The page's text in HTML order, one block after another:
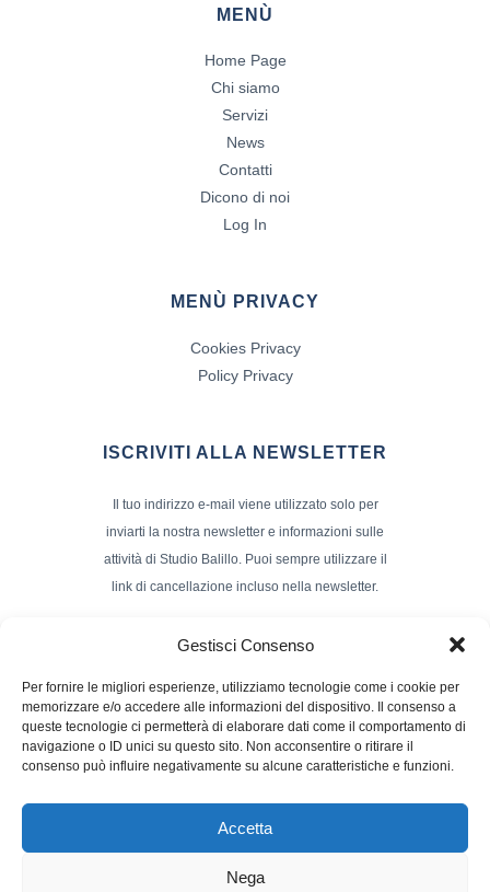
Gestisci Consenso
Per fornire le migliori esperienze, utilizziamo tecnologie come i cookie per
memorizzare e/o accedere alle informazioni del dispositivo. Il consenso a
queste tecnologie ci permetterà di elaborare dati come il comportamento di
navigazione o ID unici su questo sito. Non acconsentire o ritirare il
consenso può influire negativamente su alcune caratteristiche e funzioni.
Accetta
Nega
MENÙ
Home Page
Chi siamo
Servizi
News
Contatti
Dicono di noi
Log In
MENÙ PRIVACY
Cookies Privacy
Policy Privacy
ISCRIVITI ALLA NEWSLETTER
Il tuo indirizzo e-mail viene utilizzato solo per
inviarti la nostra newsletter e informazioni sulle
attività di Studio Balillo. Puoi sempre utilizzare il
link di cancellazione incluso nella newsletter.
Nome e Cognome
Powerd by :Studio70